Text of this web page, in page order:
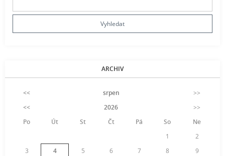
ARCHIV
<< srpen
>>
<<
2026
>>
Po
Út St Čt Pá So
Ne
1
2
3
4 5 6 7 8
9